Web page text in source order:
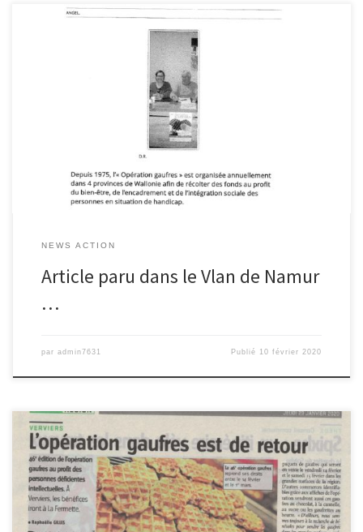
NEWS ACTION
Article paru dans le Vlan de Namur
…
par admin7631 Publié 10 février 2020
La presse régionale de Verviers parle de l’Opération Gaufres 2020
!